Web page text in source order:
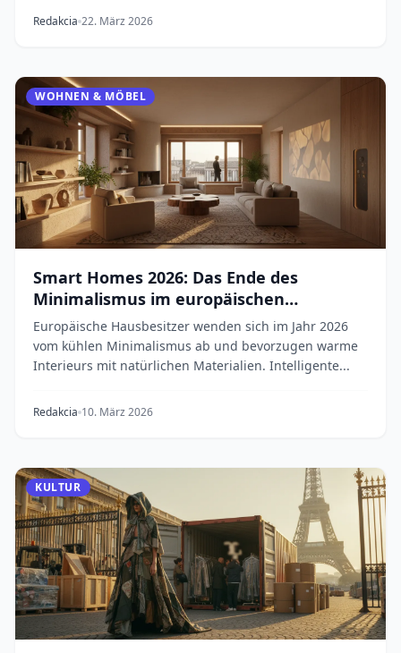
Redakcia 22. März 2026
WOHNEN & MÖBEL
Smart Homes 2026: Das Ende des
Minimalismus im europäischen
Wohnraum
Europäische Hausbesitzer wenden sich im Jahr 2026
vom kühlen Minimalismus ab und bevorzugen warme
Interieurs mit natürlichen Materialien. Intelligente...
Redakcia 10. März 2026
KULTUR